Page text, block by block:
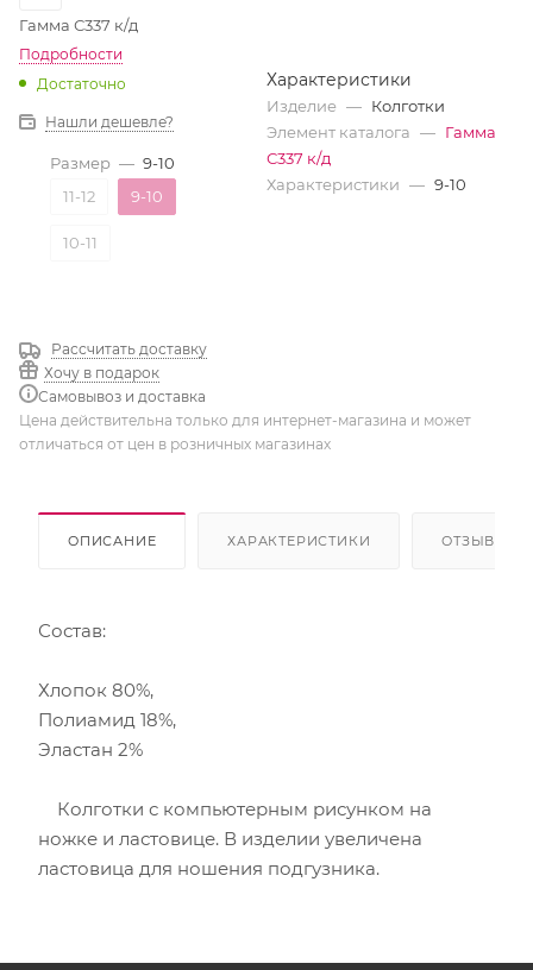
Гамма С337 к/д
Подробности
Достаточно
Нашли дешевле?
Размер — 9-10
11-12
9-10
10-11
Рассчитать доставку
Хочу в подарок
Самовывоз и доставка
Характеристики
Изделие — Колготки
Элемент каталога — Гамма
С337 к/д
Характеристики — 9-10
Цена действительна только для интернет-магазина и может
отличаться от цен в розничных магазинах
ОПИСАНИЕ ХАРАКТЕРИСТИКИ ОТЗЫВЫ
Состав:
Хлопок 80%,
Полиамид 18%,
Эластан 2%
Колготки с компьютерным рисунком на
ножке и ластовице. В изделии увеличена
ластовица для ношения подгузника.